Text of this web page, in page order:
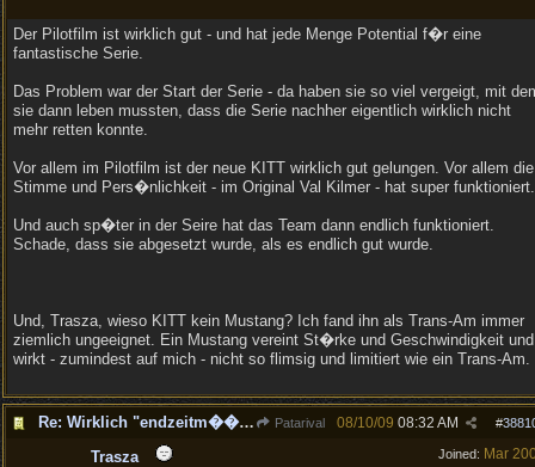
Der Pilotfilm ist wirklich gut - und hat jede Menge Potential f�r eine
fantastische Serie.
Das Problem war der Start der Serie - da haben sie so viel vergeigt, mit
sie dann leben mussten, dass die Serie nachher eigentlich wirklich nicht
mehr retten konnte.
Vor allem im Pilotfilm ist der neue KITT wirklich gut gelungen. Vor allem die
Stimme und Pers�nlichkeit - im Original Val Kilmer - hat super funktioniert.
Und auch sp�ter in der Seire hat das Team dann endlich funktioniert.
Schade, dass sie abgesetzt wurde, als es endlich gut wurde.
Und, Trasza, wieso KITT kein Mustang? Ich fand ihn als Trans-Am immer
ziemlich ungeeignet. Ein Mustang vereint St�rke und Geschwindigkeit und
wirkt - zumindest auf mich - nicht so flimsig und limitiert wie ein Trans-Am.
Re: Wirklich "endzeitm��ig", oder was?! Patarival #
08/10/09 08:32 AM
Joined: Mar
Trasza